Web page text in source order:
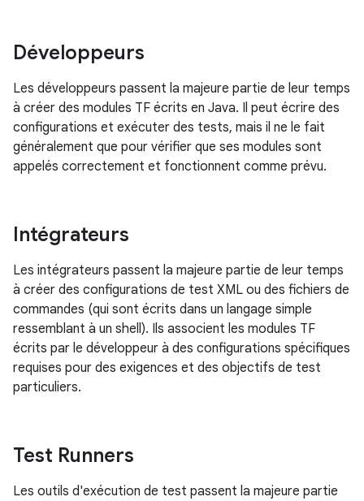
Développeurs
Les développeurs passent la majeure partie de leur temps
à créer des modules TF écrits en Java. Il peut écrire des
configurations et exécuter des tests, mais il ne le fait
généralement que pour vérifier que ses modules sont
appelés correctement et fonctionnent comme prévu.
Intégrateurs
Les intégrateurs passent la majeure partie de leur temps
à créer des configurations de test XML ou des fichiers de
commandes (qui sont écrits dans un langage simple
ressemblant à un shell). Ils associent les modules TF
écrits par le développeur à des configurations spécifiques
requises pour des exigences et des objectifs de test
particuliers.
Test Runners
Les outils d'exécution de test passent la majeure partie